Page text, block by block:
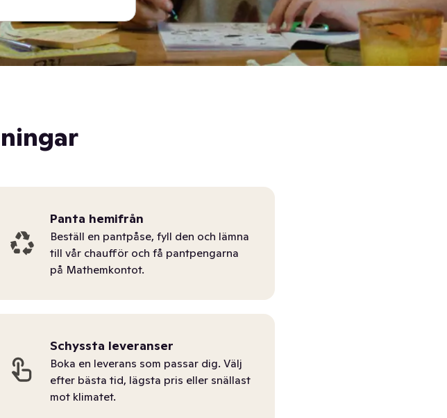
Panta hemifrån
Beställ en pantpåse, fyll den och lämna
till vår chaufför och få pantpengarna
på Mathemkontot.
Schyssta leveranser
Boka en leverans som passar dig. Välj
efter bästa tid, lägsta pris eller snällast
mot klimatet.